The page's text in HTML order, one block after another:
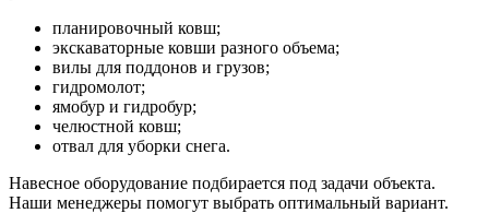
планировочный ковш;
экскаваторные ковши разного объема;
вилы для поддонов и грузов;
гидромолот;
ямобур и гидробур;
челюстной ковш;
отвал для уборки снега.
Навесное оборудование подбирается под задачи объекта.
Наши менеджеры помогут выбрать оптимальный вариант.